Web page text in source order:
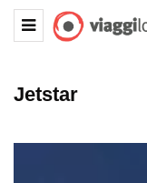
Jetstar